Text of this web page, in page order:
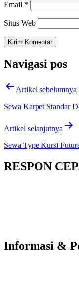
Email *
Situs Web
Navigasi pos
Artikel sebelumnya
Sewa Karpet Standar
Artikel selanjutnya
Sewa Type Kursi
RESPON
Informasi &